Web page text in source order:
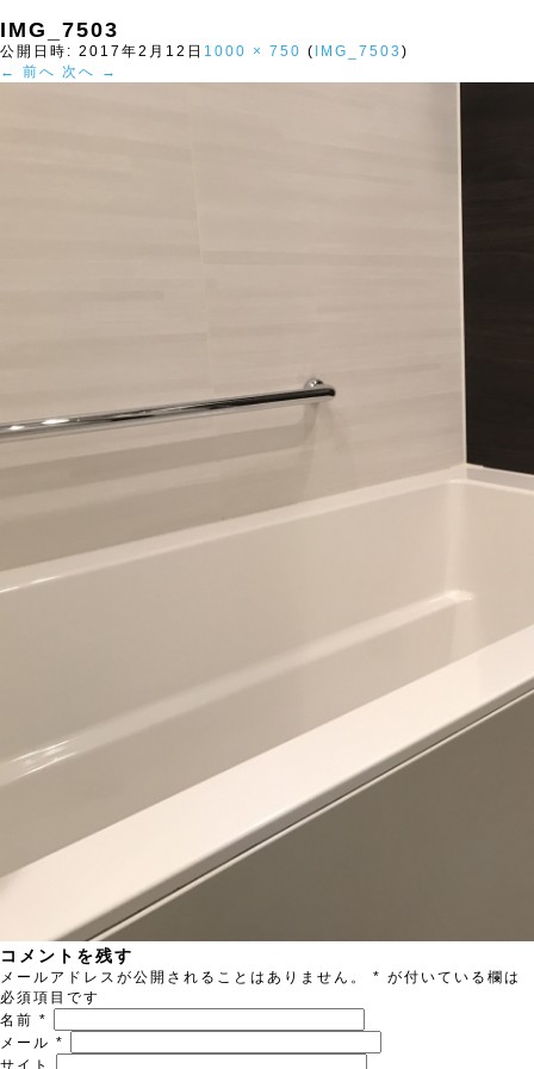
IMG_7503
公開日時: 2017年2月12日 1000 × 750 ( IMG_7503 )
← 前へ 次へ →
コメントを残す
メールアドレスが公開されることはありません。 * が付いている欄は
必須項目です
名前 *
メール *
サイト